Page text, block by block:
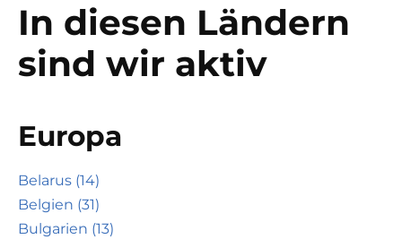
In diesen Ländern
sind wir aktiv
Europa
Belarus (14)
Belgien (31)
Bulgarien (13)